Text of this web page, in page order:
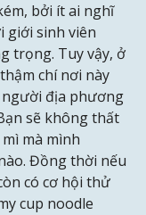
bởi ít ai nghĩ
giới sinh viên
trọng. Tuy vậy, ở
chí nơi này
địa phương
sẽ không thất
mà mình
Đồng thời nếu
có cơ hội thử
cup noodle